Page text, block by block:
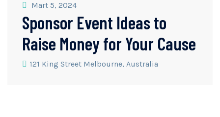
Mart 5, 2024
Sponsor Event Ideas to
Raise Money for Your Cause
121 King Street Melbourne, Australia